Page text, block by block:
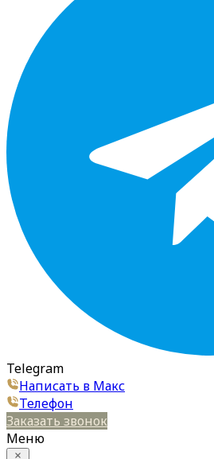
Telegram
Написать в Макс
Телефон
Заказать звонок
Меню